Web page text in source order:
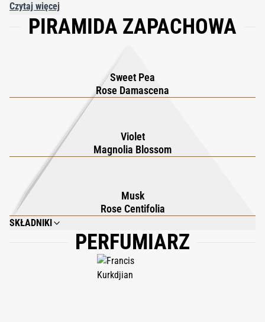
zapach ukazuje dwie wyjątkowe róże, różę damasceńską z
Bułgarii oraz różę Centifolia z Grasse. Razem tworzą piżmowo
z beztroskim, fantazyjnym stylem. Elegancka butelka w
ikonicznym różu À la Rose kryje żel o przyjemnej konsystencji,
który daje skórze natychmiastowe poczucie ochrony. Aby
przedłużyć zapachowy rytuał, sięgnij po inne kreacje À La Rose,
balsam do ciała, olejek do ciała, mgiełkę do włosów i mydło w
kostce.
Czytaj więcej
PIRAMIDA ZAPACHOWA
Sweet Pea
Rose Damascena
Violet
Magnolia Blossom
Musk
Rose Centifolia
SKŁADNIKI
AQUA (WATER); COCAMIDOPROPYL BETAINE; GLYCERIN; DISODIUM
COCOYL GLUTAMATE; PARFUM (FRAGRANCE); CETEARETH-60 MYRISTYL
GLYCOL; SODIUM CHLORIDE; SODIUM COCOYL GLUTAMATE; LEVULINIC
ACID; CITRIC ACID; ETHYLHEXYLGLYCERIN; CHLORPHENESIN; SODIUM
PERFUMIARZ